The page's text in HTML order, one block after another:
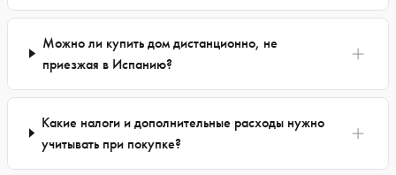
Можно ли купить дом дистанционно, не
приезжая в Испанию?
Какие налоги и дополнительные расходы нужно
учитывать при покупке?